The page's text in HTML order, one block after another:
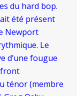
du hard bop.
été présent
Newport
Le
d’une fougue
front
ténor (membre